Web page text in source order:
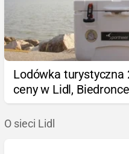
Lodówka
ceny w Lidl,
O sieci Lidl